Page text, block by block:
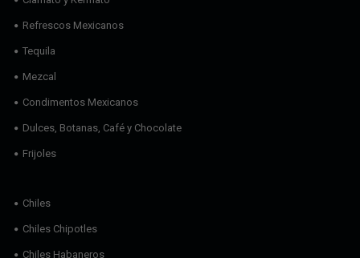
Refrescos Mexicanos
Tequila
Mezcal
Condimentos Mexicanos
Dulces, Botanas, Café y Chocolate
Frijoles
Chiles
Chiles Chipotles
Chiles Habaneros